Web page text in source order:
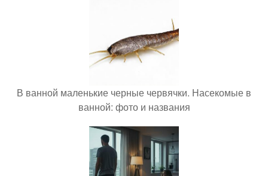
В ванной маленькие черные червячки. Насекомые в
ванной: фото и названия